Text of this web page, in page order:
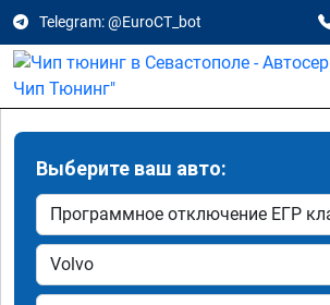
Telegram: @EuroCT_bot
Выберите ваш авто: